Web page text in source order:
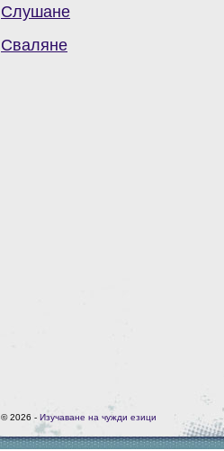
Слушане
Сваляне
© 2026 - Изучаване на чужди езици